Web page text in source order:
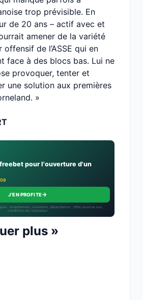
trop prévisible. En
de 20 ans – actif avec et
amener de la variété
de l’ASSE qui en
face à des blocs bas. Lui ne
provoquer, tenter et
une solution aux premières
»
pour l'ouverture d'un
08
J'EN PROFITE→
: endettement, isolement, dépendance · Offre soumise aux
conditions de l’opérateur.
plus »